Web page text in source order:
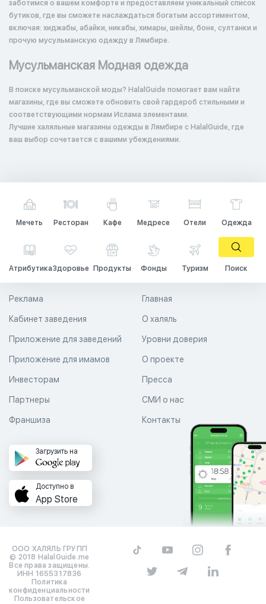
заботимся о вашем комфорте и предоставляем уникальный список
бутиков, где вы сможете наслаждаться богатым ассортиментом,
включая: хиджабы, абайки, никабы, химары, шейлы, боне, султанки и
прочую мусульманскую одежду в Лямбире.
Мусульманская Модная одежда
В поиске мусульманской моды? HalalGuide помогает вам найти
магазины, где вы сможете обновить свой гардероб стильными и
соответствующими нормам Ислама элементами.
Лучшие халяльные магазины одежды в Лямбире с HalalGuide, где
ваш выбор сочетается с вашими убеждениями.
Мечеть Ресторан Кафе Медресе Отели Одежда
АтрибутикаЗдоровье Продукты Фонды Туризм Поиск
Главная
О халяль
Уровни доверия
Реклама
Кабинет заведения
Приложение для заведений
Приложение для имамов О проекте
Пресса
СМИ о нас
Контакты
Инвесторам
Партнеры
Франшиза
Загрузить на
Доступно в
App Store
ООО ХАЛЯЛЬ ГРУПП
© 2018 HalalGuide.me
Все права защищены.
ИНН 1655317836
Политика
конфиденциальности
Пользовательское